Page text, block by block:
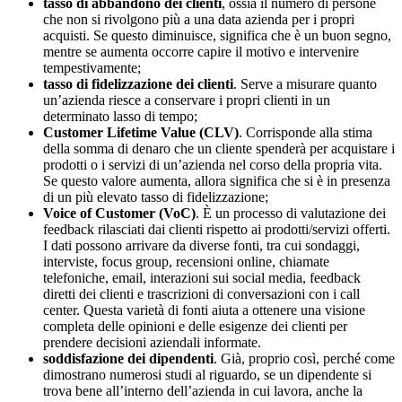
che non si rivolgono più a una data azienda per i propri
acquisti. Se questo diminuisce, significa che è un buon segno,
mentre se aumenta occorre capire il motivo e intervenire
tempestivamente;
tasso di fidelizzazione dei clienti. Serve a misurare quanto
un’azienda riesce a conservare i propri clienti in un
determinato lasso di tempo;
Customer Lifetime Value (CLV). Corrisponde alla stima
della somma di denaro che un cliente spenderà per acquistare i
prodotti o i servizi di un’azienda nel corso della propria vita.
Se questo valore aumenta, allora significa che si è in presenza
di un più elevato tasso di fidelizzazione;
Voice of Customer (VoC). È un processo di valutazione dei
feedback rilasciati dai clienti rispetto ai prodotti/servizi offerti.
I dati possono arrivare da diverse fonti, tra cui sondaggi,
interviste, focus group, recensioni online, chiamate
telefoniche, email, interazioni sui social media, feedback
diretti dei clienti e trascrizioni di conversazioni con i call
center. Questa varietà di fonti aiuta a ottenere una visione
completa delle opinioni e delle esigenze dei clienti per
prendere decisioni aziendali informate.
soddisfazione dei dipendenti. Già, proprio così, perché come
dimostrano numerosi studi al riguardo, se un dipendente si
trova bene all’interno dell’azienda in cui lavora, anche la